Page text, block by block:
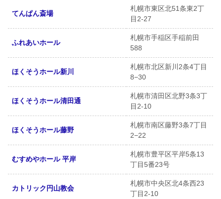
てんぱん斎場
札幌市東区北51条東2丁
目2-27
ふれあいホール
札幌市手稲区手稲前田
588
ほくそうホール新川
札幌市北区新川2条4丁目
8−30
ほくそうホール清田通
札幌市清田区北野3条3丁
目2-10
ほくそうホール藤野
札幌市南区藤野3条7丁目
2−22
むすめやホール 平岸
札幌市豊平区平岸5条13
丁目5番23号
カトリック円山教会
札幌市中央区北4条西23
丁目2-10